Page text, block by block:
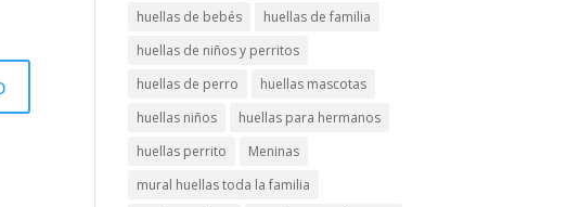
huellas de bebés
huellas de familia
huellas de niños y perritos
huellas de perro
huellas mascotas
huellas niños
huellas para hermanos
huellas perrito
Meninas
mural huellas toda la familia